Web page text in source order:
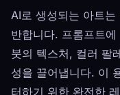
AI로 생성되는 아트
반합니다. 프롬프트
붓의 텍스처, 컬러 팔
성을 끌어냅니다. 이
터하기 위한 완전한